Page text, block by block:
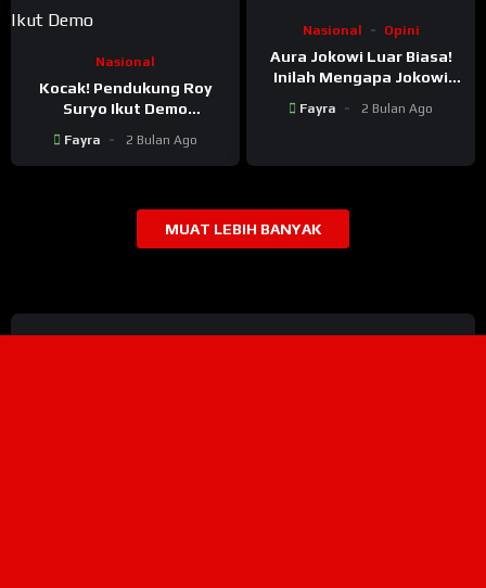
Nasional
Kocak! Pendukung Roy
Suryo Ikut Demo
Nyanyinya Bukan Prabowo
Justru Jokowi
Fayra 2 Bulan Ago
Nasional Opini
Aura Jokowi Luar Biasa!
Inilah Mengapa Jokowi
Prabowo
Fayra 2 Bulan Ago
MUAT LEBIH BANYAK